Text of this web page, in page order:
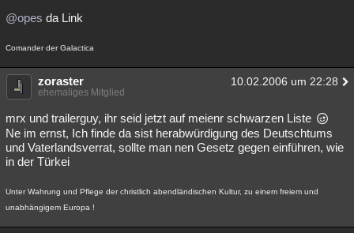
@opes da Link
Comander der Galactica
zoraster 10.02.2006 um 22:28
ehemaliges Mitglied
mrx und trailerguy, ihr seid jetzt auf meienr schwarzen Liste
Ne im ernst, Ich finde da sist herabwürdigung des Deutschtums
und Vaterlandsverrat, sollte man nen Gesetz gegen einführen, wie
in der Türkei
Unter Wahrung und Pflege der christlich abendländischen Kultur, zu einem freiem und
unabhängigem Europa !